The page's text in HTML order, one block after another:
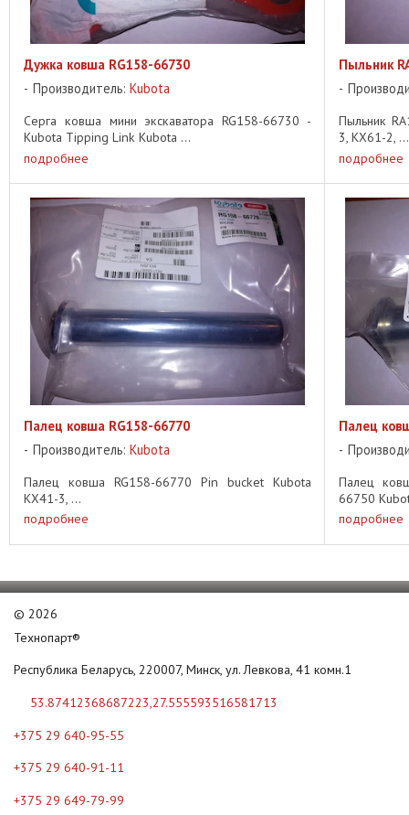
Дужка ковша RG158-66730
Производитель: Kubota
Серга ковша мини экскаватора RG158-66730 -
Kubota Tipping Link Kubota ...
подробнее
Пыльник
Пыльник
3, KX61-2, ...
подробнее
Палец ковша RG158-66770
Производитель: Kubota
Палец ковша RG158-66770 Pin bucket Kubota
KX41-3, ...
подробнее
Палец
Палец
66750
подробнее
© 2026
Технопарт®
Республика Беларусь, 220007, Минск, ул. Левкова, 41 комн.1
53.87412368687223,27.555593516581713
+375 29 640-95-55
+375 29 640-91-11
+375 29 649-79-99